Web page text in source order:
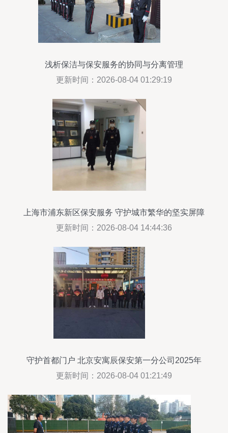
浅析保洁与保安服务的协同与分离管理
更新时间：2026-08-04 01:29:19
上海市浦东新区保安服务 守护城市繁华的坚实屏障
更新时间：2026-08-04 14:44:36
守护首都门户 北京安寓辰保安第一分公司2025年
国企人才招募正式启动
更新时间：2026-08-04 01:21:49